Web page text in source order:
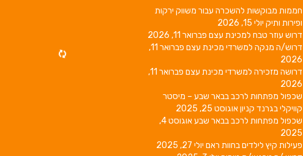
חממות מבוקשות להשכרה עבור משווק ירקות
ופירות ותיק יולי 15, 2026
דרוש עוזר טבח למכינת עצם פברואר 11, 2026
דרוש/ה מנקה למשרדי מכינת עצם
פברואר 11,
2026
דרושה מזכירה למשרדי מכינת עצם
פברואר 11,
2026
שכפול מפתחות לרכב בבאר שבע – מיסטר
קוויקלי בגרנד קניוןאוגוסט 25, 2025
שכפול מפתחות לרכב בבאר שבע
אוגוסט 4,
2025
פעילות קיץ לילדים בחוות ראם יולי 27, 2025